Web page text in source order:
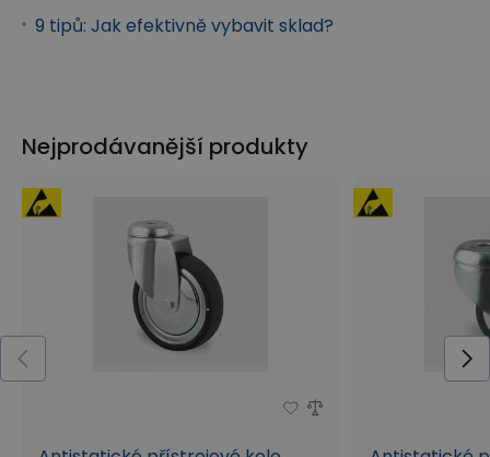
9 tipů: Jak efektivně vybavit sklad?
Nejprodávanější produkty